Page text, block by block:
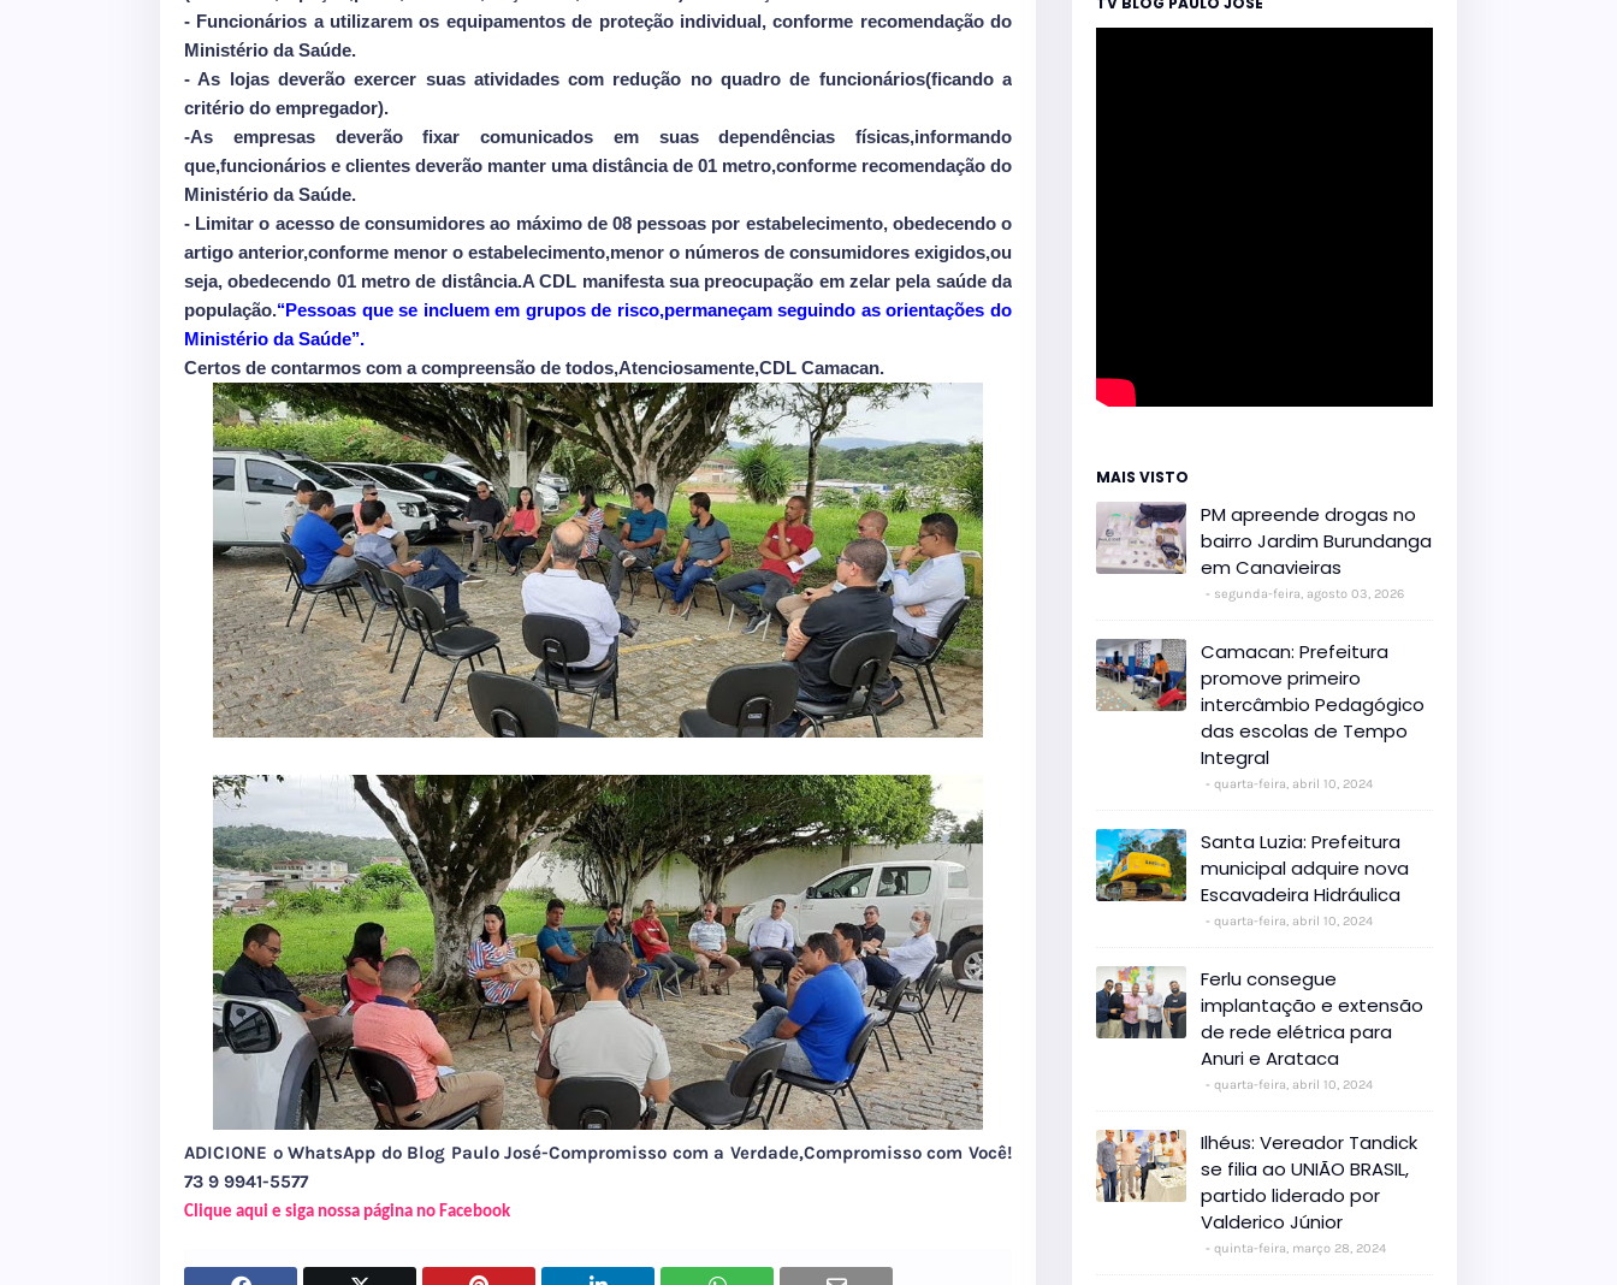
- Funcionários a utilizarem os equipamentos de proteção individual, conforme recomendação do
Ministério da Saúde.
- As lojas deverão exercer suas atividades com redução no quadro de funcionários(ficando a
critério do empregador).
-As empresas deverão fixar comunicados em suas dependências físicas,informando
que,funcionários e clientes deverão manter uma distância de 01 metro,conforme recomendação do
Ministério da Saúde.
- Limitar o acesso de consumidores ao máximo de 08 pessoas por estabelecimento, obedecendo o
artigo anterior,conforme menor o estabelecimento,menor o números de consumidores exigidos,ou
seja, obedecendo 01 metro de distância.A CDL manifesta sua preocupação em zelar pela saúde da
população.‘‘Pessoas que se incluem em grupos de risco,permaneçam seguindo as orientações do
Ministério da Saúde’’.
Certos de contarmos com a compreensão de todos,Atenciosamente,CDL Camacan.
ADICIONE o WhatsApp do Blog Paulo José-Compromisso com a Verdade,Compromisso com Você!
73 9 9941-5577
Clique aqui e siga nossa página no Facebook
MAIS VISTO
PM apreende drogas no
bairro Jardim Burundanga
em Canavieiras
segunda-feira, agosto 03, 2026
Camacan: Prefeitura
promove primeiro
intercâmbio Pedagógico
das escolas de Tempo
Integral
quarta-feira, abril 10, 2024
Santa Luzia: Prefeitura
municipal adquire nova
Escavadeira Hidráulica
quarta-feira, abril 10, 2024
Ferlu consegue
implantação e extensão
de rede elétrica para
Anuri e Arataca
quarta-feira, abril 10, 2024
Ilhéus: Vereador Tandick
se filia ao UNIÃO BRASIL,
partido liderado por
Valderico Júnior
quinta-feira, março 28, 2024